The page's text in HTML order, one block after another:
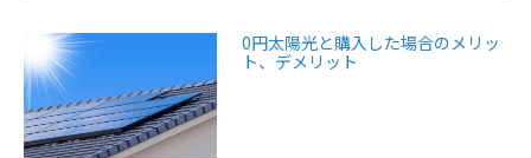
0円太陽光と購入した場合のメリッ
ト、デメリット